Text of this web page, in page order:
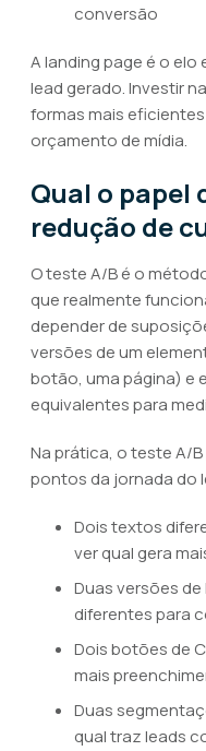
conversão
A landing page é o
lead gerado. Investir
formas mais eficientes
orçamento de mídia.
Qual o papel
redução de
O teste A/B é o
que realmente
depender de
versões de um
botão, uma página) e
equivalentes para
Na prática, o teste A/
pontos da jornada do
Dois textos
ver qual gera
Duas versões
diferentes para
Dois botões de
mais
Duas
qual traz leads